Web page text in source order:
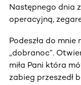
Następnego dnia
operacyjną,
Podeszła do mnie
„dobranoc”.
miła Pani która
zabieg przeszedł